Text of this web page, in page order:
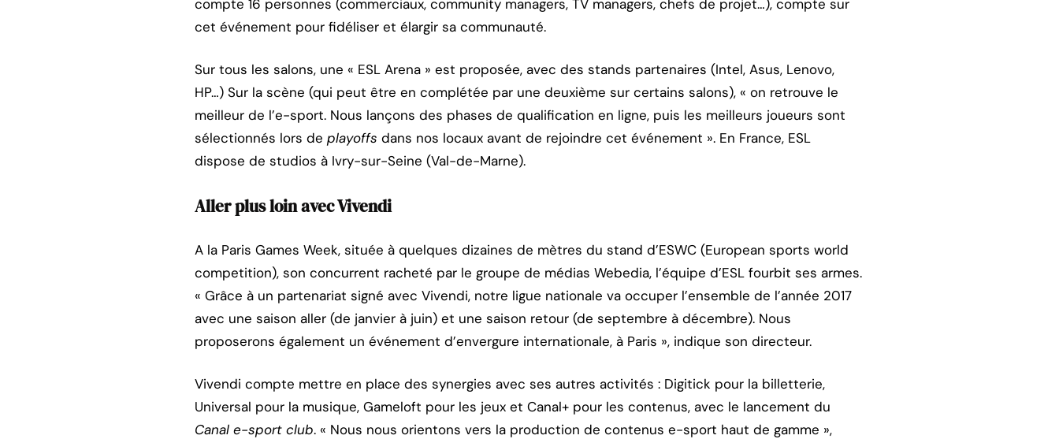
compte 16 personnes (commerciaux, community managers, TV managers, chefs de projet…), compte sur
cet événement pour fidéliser et élargir sa communauté.
Sur tous les salons, une « ESL Arena » est proposée, avec des stands partenaires (Intel, Asus, Lenovo,
HP…) Sur la scène (qui peut être en complétée par une deuxième sur certains salons), « on retrouve le
meilleur de l’e-sport. Nous lançons des phases de qualification en ligne, puis les meilleurs joueurs sont
sélectionnés lors de playoffs dans nos locaux avant de rejoindre cet événement ». En France, ESL
dispose de studios à Ivry-sur-Seine (Val-de-Marne).
Aller plus loin avec Vivendi
A la Paris Games Week, située à quelques dizaines de mètres du stand d’ESWC (European sports world
competition), son concurrent racheté par le groupe de médias Webedia, l’équipe d’ESL fourbit ses armes.
« Grâce à un partenariat signé avec Vivendi, notre ligue nationale va occuper l’ensemble de l’année 2017
avec une saison aller (de janvier à juin) et une saison retour (de septembre à décembre). Nous
proposerons également un événement d’envergure internationale, à Paris », indique son directeur.
Vivendi compte mettre en place des synergies avec ses autres activités : Digitick pour la billetterie,
Universal pour la musique, Gameloft pour les jeux et Canal+ pour les contenus, avec le lancement du
Canal e-sport club. « Nous nous orientons vers la production de contenus e-sport haut de gamme »,